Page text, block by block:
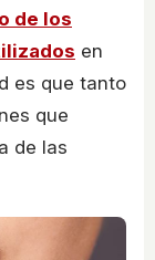
de los
en
es que tanto
que
de las